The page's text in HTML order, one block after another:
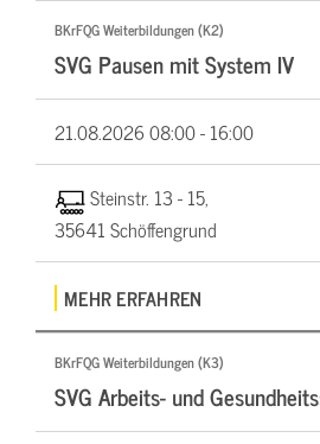
BKrFQG Weiterbildungen (K2)
SVG Pausen mit System IV
21.08.202608:00 - 16:00
Steinstr. 13 - 15,
35641 Schöffengrund
MEHR ERFAHREN
BKrFQG Weiterbildungen (K3)
SVG Arbeits- und